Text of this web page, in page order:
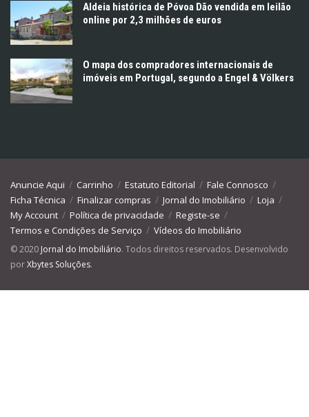
Aldeia histórica de Póvoa Dão vendida em leilão
online por 2,3 milhões de euros
O mapa dos compradores internacionais de
imóveis em Portugal, segundo a Engel & Völkers
Anuncie Aqui Carrinho Estatuto Editorial
Fale Connosco
Ficha Técnica
Finalizar compras Jornal do Imobiliário
Loja
My Account
Política de privacidade
Registe-se
Termos e Condições de Serviço
Vídeos do Imobiliário
© 2020 Jornal do Imobiliário. Todos direitos reservados. Desenvolvido
porXbytes Soluções.